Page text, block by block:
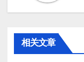
相关文章